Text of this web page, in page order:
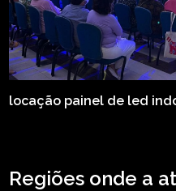
locação painel de led
Regiões onde a